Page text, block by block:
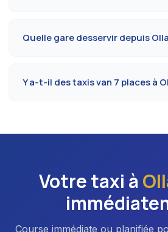
prise en charge à Ollainville.
Quelle gare desservir depuis
. Depuis Ollainville,
moyenne 22 à 30 minutes selon
Y a-t-il des taxis van 7 places à
familles, équipes professionnelles
Votre taxi à
Course immédiate ou planifiée